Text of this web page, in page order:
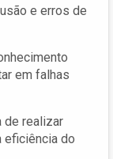
e erros de
em falhas
de realizar
eficiência do